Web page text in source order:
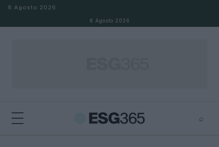
Salta al contenuto
8 Agosto 2026
8 Agosto 2026
⌕